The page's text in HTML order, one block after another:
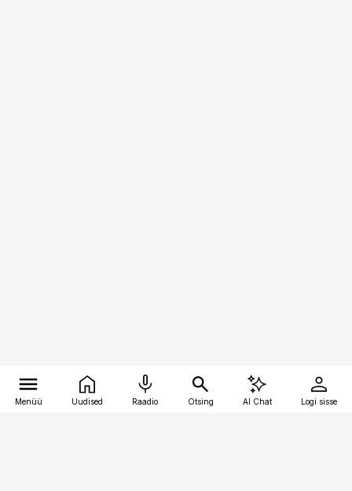
Menüü Uudised Raadio Otsing AI Chat Logi sisse